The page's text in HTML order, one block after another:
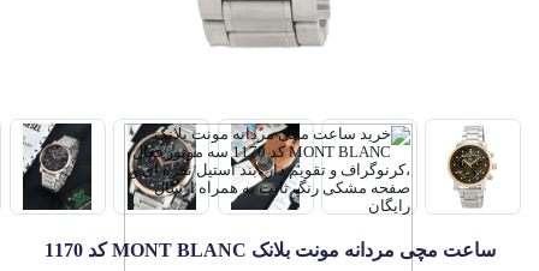
ساعت مچی مردانه مونت بلانک MONT BLANC کد 1170